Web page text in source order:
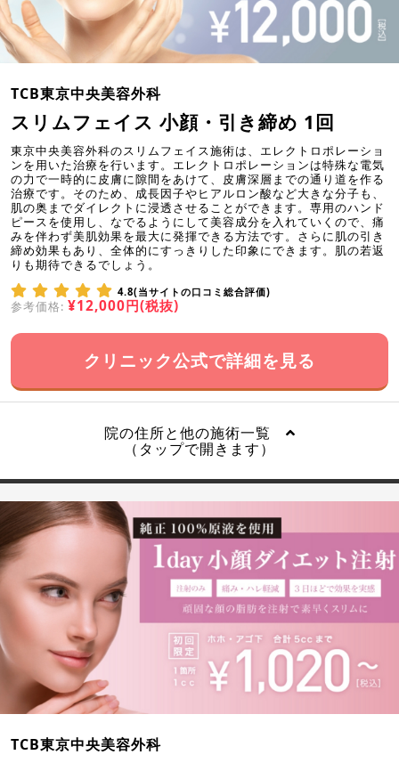
TCB東京中央美容外科
スリムフェイス 小顔・引き締め 1回
東京中央美容外科のスリムフェイス施術は、エレクトロポレーショ
ンを用いた治療を行います。エレクトロポレーションは特殊な電気
の力で一時的に皮膚に隙間をあけて、皮膚深層までの通り道を作る
治療です。そのため、成長因子やヒアルロン酸など大きな分子も、
肌の奥までダイレクトに浸透させることができます。専用のハンド
ピースを使用し、なでるようにして美容成分を入れていくので、痛
みを伴わず美肌効果を最大に発揮できる方法です。さらに肌の引き
締め効果もあり、全体的にすっきりした印象にできます。肌の若返
りも期待できるでしょう。
4.8(当サイトの口コミ総合評価)
参考価格: ¥12,000円(税抜)
クリニック公式で詳細を見る
院の住所と他の施術一覧
（タップで開きます）
TCB東京中央美容外科